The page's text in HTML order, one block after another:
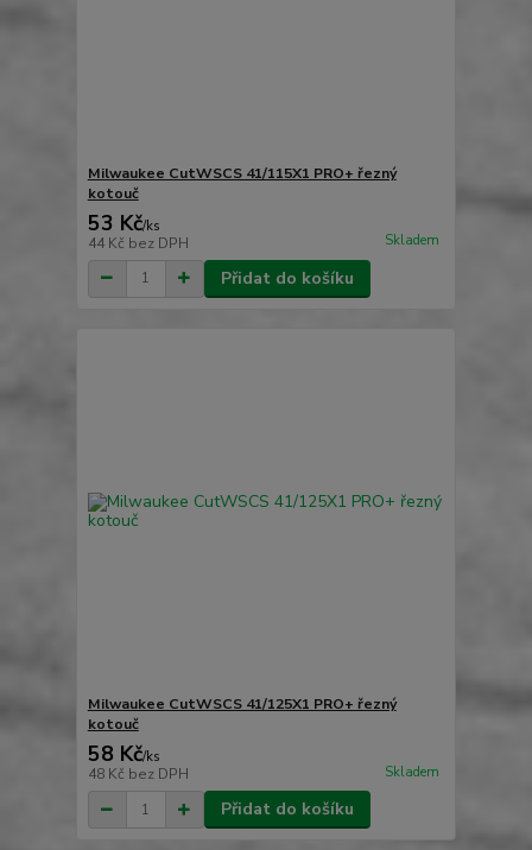
Milwaukee CutWSCS 41/115X1 PRO+ řezný
kotouč
53 Kč/ks
44 Kč bez DPH Skladem
Přidat do košíku
Milwaukee CutWSCS 41/125X1 PRO+ řezný
kotouč
58 Kč/ks
48 Kč bez DPH Skladem
Přidat do košíku